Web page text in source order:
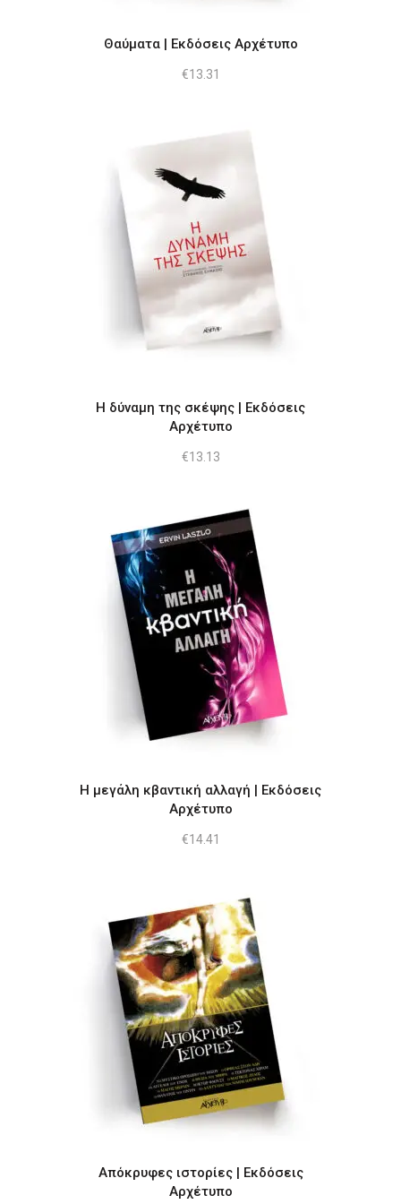
Θαύματα | Εκδόσεις Αρχέτυπο
€13.31
Η δύναμη της σκέψης | Εκδόσεις
Αρχέτυπο
€13.13
Η μεγάλη κβαντική αλλαγή | Εκδόσεις
Αρχέτυπο
€14.41
Απόκρυφες ιστορίες | Εκδόσεις
Αρχέτυπο